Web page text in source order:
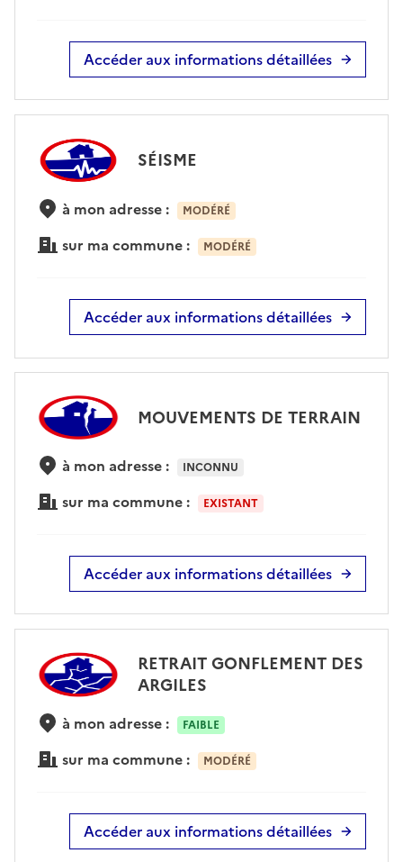
Accéder aux informations détaillées
SÉISME
à mon adresse : MODÉRÉ
sur ma commune : MODÉRÉ
Accéder aux informations détaillées
MOUVEMENTS DE TERRAIN
à mon adresse : INCONNU
sur ma commune : EXISTANT
Accéder aux informations détaillées
RETRAIT GONFLEMENT DES
ARGILES
à mon adresse : FAIBLE
sur ma commune : MODÉRÉ
Accéder aux informations détaillées